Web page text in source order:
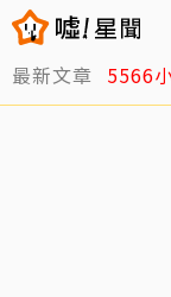
最新文章 5566